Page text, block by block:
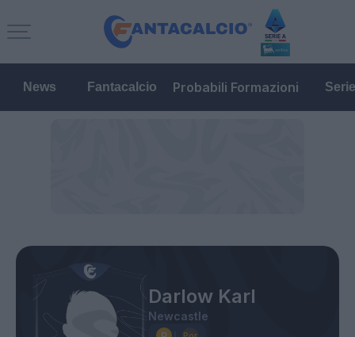
News Fantacalcio Probabili Formazioni
Darlow Karl
Newcastle